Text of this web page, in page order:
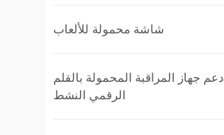
شاشة محمولة للألعاب
دعم جهاز المراقبة المحمولة بالقلم
الرقمي النشط